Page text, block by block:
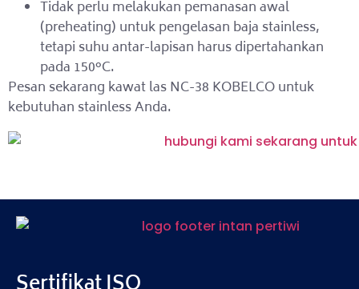
Tidak perlu melakukan pemanasan awal
(preheating) untuk pengelasan baja stainless,
tetapi suhu antar-lapisan harus dipertahankan
pada 150°C.
Pesan sekarang kawat las NC-38 KOBELCO untuk
kebutuhan stainless Anda.